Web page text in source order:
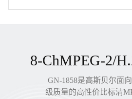
8-ChMPEG-2/
GN-1858是高斯贝尔面
级质量的高性价比标清